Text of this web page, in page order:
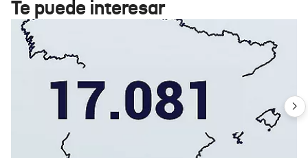
Te puede interesar